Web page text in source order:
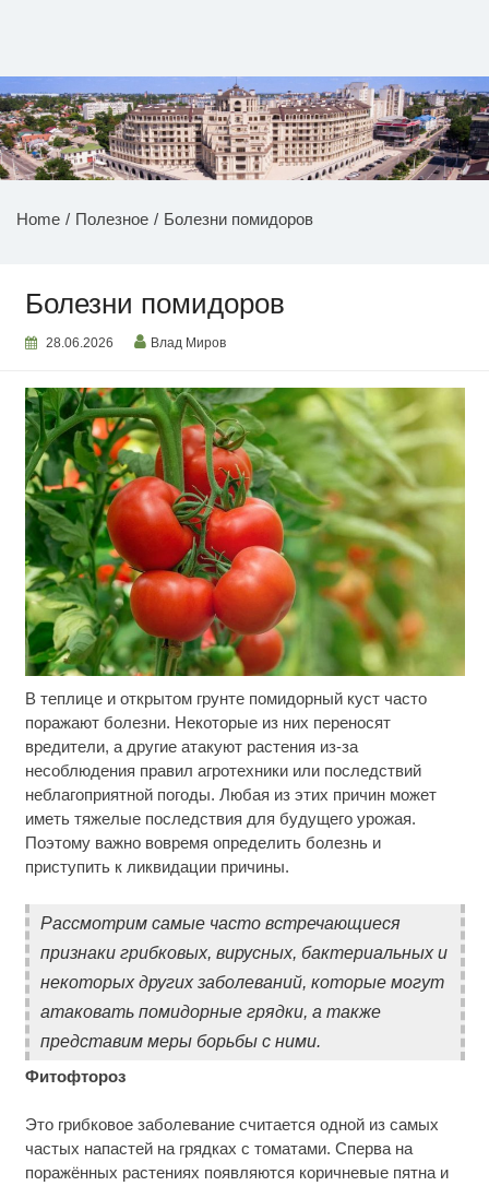
НОВОСТИ ПРИДНЕСТРОВЬЯ
Home Полезное Болезни помидоров
Болезни помидоров
28.06.2026 Влад Миров
В теплице и открытом грунте помидорный куст часто
поражают болезни. Некоторые из них переносят
вредители, а другие атакуют растения из-за
несоблюдения правил агротехники или последствий
неблагоприятной погоды. Любая из этих причин может
иметь тяжелые последствия для будущего урожая.
Поэтому важно вовремя определить болезнь и
приступить к ликвидации причины.
Рассмотрим самые часто встречающиеся
признаки грибковых, вирусных, бактериальных и
некоторых других заболеваний, которые могут
атаковать помидорные грядки, а также
представим меры борьбы с ними.
Фитофтороз
Это грибковое заболевание считается одной из самых
частых напастей на грядках с томатами. Сперва на
поражённых растениях появляются коричневые пятна и
Никогда не храните огурцы в холодильнике: есть
один маленький секрет
Этот танец невесты оставит вас без слов!
Пересмотрела 10 раз
Смолов призвал российских футболистов
покинуть страну